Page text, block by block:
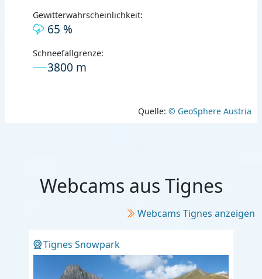
Gewitterwahrscheinlichkeit:
65 %
Schneefallgrenze:
3800 m
Quelle: © GeoSphere Austria
Webcams aus Tignes
Webcams Tignes anzeigen
Tignes Snowpark